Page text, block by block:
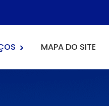
MAPA DO SITE